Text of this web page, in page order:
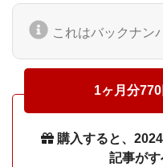
これはバックナン
1ヶ月分
購入すると、
記事がす